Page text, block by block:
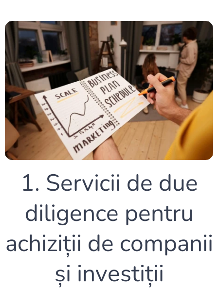
1. Servicii de due
diligence pentru
achiziții de companii
și investiții